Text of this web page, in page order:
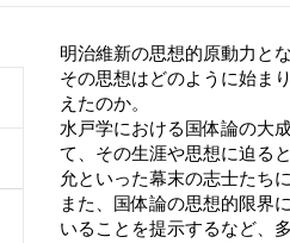
明治維新の思想的原動力と
その思想はどのように始ま
えたのか。
水戸学における国体論の大
て、その生涯や思想に迫る
允といった幕末の志士たち
また、国体論の思想的限界
いることを提示するなど、